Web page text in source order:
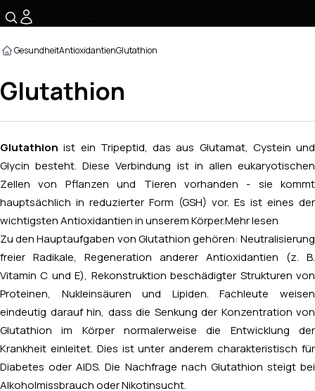
GesundheitAntioxidantienGlutathion
Glutathion
Glutathion ist ein Tripeptid, das aus Glutamat, Cystein und
Glycin besteht. Diese Verbindung ist in allen eukaryotischen
Zellen von Pflanzen und Tieren vorhanden - sie kommt
hauptsächlich in reduzierter Form (GSH) vor. Es ist eines der
wichtigsten Antioxidantien in unserem Körper.Mehr lesen
Zu den Hauptaufgaben von Glutathion gehören: Neutralisierung
freier Radikale, Regeneration anderer Antioxidantien (z. B.
Vitamin C und E), Rekonstruktion beschädigter Strukturen von
Proteinen, Nukleinsäuren und Lipiden.Fachleute weisen
eindeutig darauf hin, dass die Senkung der Konzentration von
Glutathion im Körper normalerweise die Entwicklung der
Krankheit einleitet. Dies ist unter anderem charakteristisch für
Diabetes oder AIDS. Die Nachfrage nach Glutathion steigt bei
Alkoholmissbrauch oder Nikotinsucht.